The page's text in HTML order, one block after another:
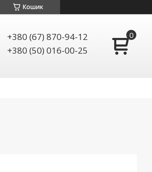
Кошик
+380 (67) 870-94-12
+380 (50) 016-00-25